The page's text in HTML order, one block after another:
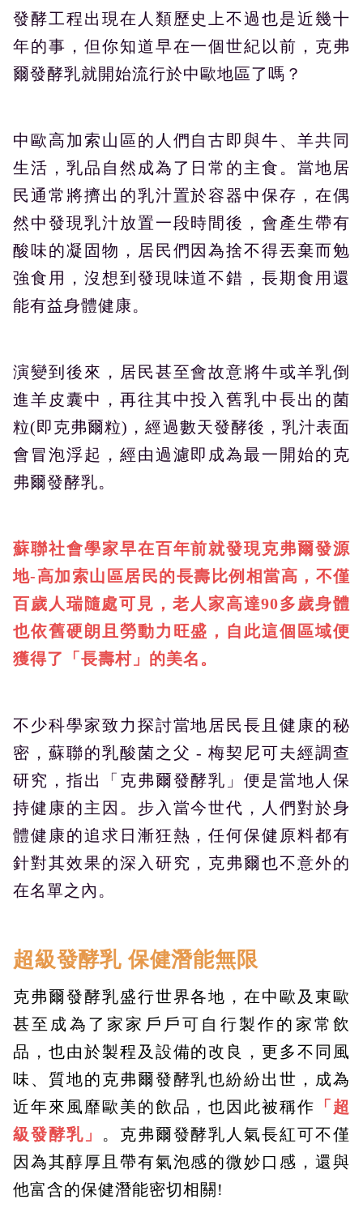
發酵工程出現在人類歷史上不過也是近幾十
年的事，但你知道早在一個世紀以前，克弗
爾發酵乳就開始流行於中歐地區了嗎？
中歐高加索山區的人們自古即與牛、羊共同
生活，乳品自然成為了日常的主食。當地居
民通常將擠出的乳汁置於容器中保存，在偶
然中發現乳汁放置一段時間後，會產生帶有
酸味的凝固物，居民們因為捨不得丟棄而勉
強食用，沒想到發現味道不錯，長期食用還
能有益身體健康。
演變到後來，居民甚至會故意將牛或羊乳倒
進羊皮囊中，再往其中投入舊乳中長出的菌
粒(即克弗爾粒)，經過數天發酵後，乳汁表面
會冒泡浮起，經由過濾即成為最一開始的克
弗爾發酵乳。
蘇聯社會學家早在百年前就發現克弗爾發源
地-高加索山區居民的長壽比例相當高，不僅
百歲人瑞隨處可見，老人家高達90多歲身體
也依舊硬朗且勞動力旺盛，自此這個區域便
獲得了「長壽村」的美名。
不少科學家致力探討當地居民長且健康的秘
密，蘇聯的乳酸菌之父 - 梅契尼可夫經調查
研究，指出「克弗爾發酵乳」便是當地人保
持健康的主因。步入當今世代，人們對於身
體健康的追求日漸狂熱，任何保健原料都有
針對其效果的深入研究，克弗爾也不意外的
在名單之內。
超級發酵乳 保健潛能無限
克弗爾發酵乳盛行世界各地，在中歐及東歐
甚至成為了家家戶戶可自行製作的家常飲
品，也由於製程及設備的改良，更多不同風
味、質地的克弗爾發酵乳也紛紛出世，成為
近年來風靡歐美的飲品，也因此被稱作 「超
級發酵乳」
。克弗爾發酵乳人氣長紅可不僅
因為其醇厚且帶有氣泡感的微妙口感，還與
他富含的保健潛能密切相關!